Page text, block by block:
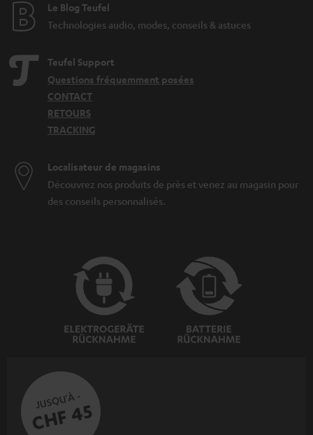
Le Blog Teufel
Technologies audio, modes, conseils & astuces
Teufel Support
Questions fréquemment posées
CONTACT
RETOURS
TRACKING
Localisateur de magasins
Découvrez nos produits de près et venez au magasin pour
des conseils personnalisés.
JUSQU'À -
CHF 45